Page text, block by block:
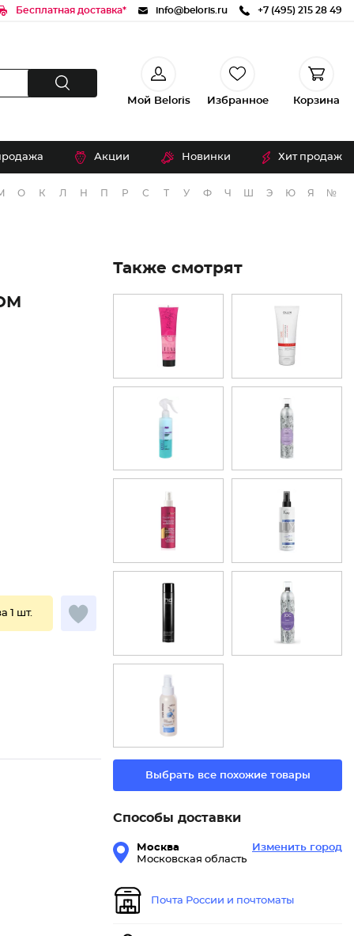
Бесплатная доставка* info@beloris.ru +7 (495) 215 28 49
Мой Beloris Избранное Корзина
Акции Новинки Хит продаж
О К Л Н П Р С Т У Ф Ч Э Ю Я №
1 шт.
Также смотрят
Выбрать все похожие товары
Способы доставки
Москва
Московская область
Изменить город
Почта России и почтоматы